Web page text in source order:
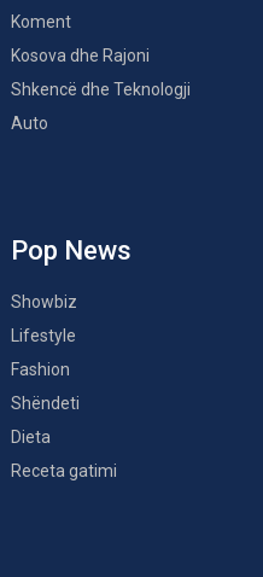
Koment
Kosova dhe Rajoni
Shkencë dhe Teknologji
Auto
Pop News
Showbiz
Lifestyle
Fashion
Shëndeti
Dieta
Receta gatimi